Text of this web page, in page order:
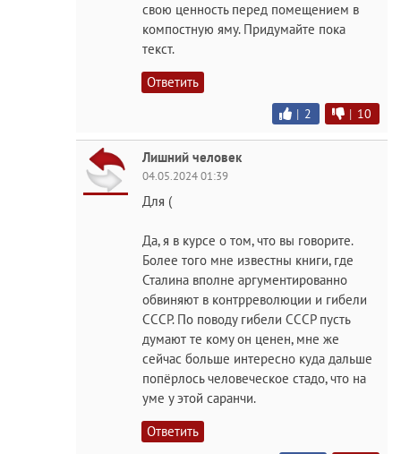
свою ценность перед помещением в
компостную яму. Придумайте пока
текст.
Ответить
| 2 | 10
Лишний человек
04.05.2024 01:39
Для (
Да, я в курсе о том, что вы говорите.
Более того мне известны книги, где
Сталина вполне аргументированно
обвиняют в контрреволюции и гибели
СССР. По поводу гибели СССР пусть
думают те кому он ценен, мне же
сейчас больше интересно куда дальше
попёрлось человеческое стадо, что на
уме у этой саранчи.
Ответить